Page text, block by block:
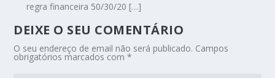
regra financeira 50/30/20 […]
DEIXE O SEU COMENTÁRIO
O seu endereço de email não será publicado. Campos
obrigatórios marcados com*